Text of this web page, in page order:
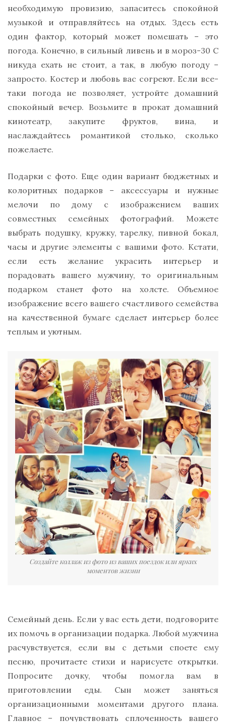
необходимую провизию, запаситесь спокойной
музыкой и отправляйтесь на отдых. Здесь есть
один фактор, который может помешать – это
погода. Конечно, в сильный ливень и в мороз-30 С
никуда ехать не стоит, а так, в любую погоду –
запросто. Костер и любовь вас согреют. Если все-
таки погода не позволяет, устройте домашний
спокойный вечер. Возьмите в прокат домашний
кинотеатр, закупите фруктов, вина, и
наслаждайтесь романтикой столько, сколько
пожелаете.
Подарки с фото. Еще один вариант бюджетных и
колоритных подарков – аксессуары и нужные
мелочи по дому с изображением ваших
совместных семейных фотографий. Можете
выбрать подушку, кружку, тарелку, пивной бокал,
часы и другие элементы с вашими фото. Кстати,
если есть желание украсить интерьер и
порадовать вашего мужчину, то оригинальным
подарком станет фото на холсте. Объемное
изображение всего вашего счастливого семейства
на качественной бумаге сделает интерьер более
теплым и уютным.
Создайте коллаж из фото из ваших поездок или ярких
моментов жизни
Семейный день. Если у вас есть дети, подговорите
их помочь в организации подарка. Любой мужчина
расчувствуется, если вы с детьми споете ему
песню, прочитаете стихи и нарисуете открытки.
Попросите дочку, чтобы помогла вам в
приготовлении еды. Сын может заняться
организационными моментами другого плана.
Главное – почувствовать сплоченность вашего